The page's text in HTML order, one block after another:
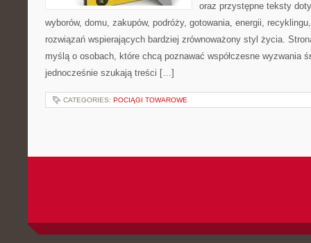
oraz przystępne teksty
wyborów, domu, zakupów, podróży, gotowania, energii,
rozwiązań wspierających bardziej zrównoważony styl życia.
myślą o osobach, które chcą poznawać współczesne wyzwania
jednocześnie szukają treści […]
CATEGORIES: POCIĄGI TOWAROWE